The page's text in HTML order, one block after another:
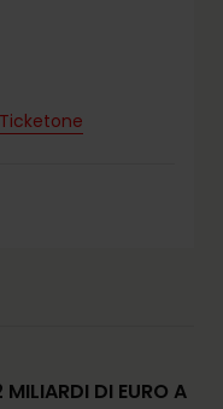
MILIARDI DI EURO A